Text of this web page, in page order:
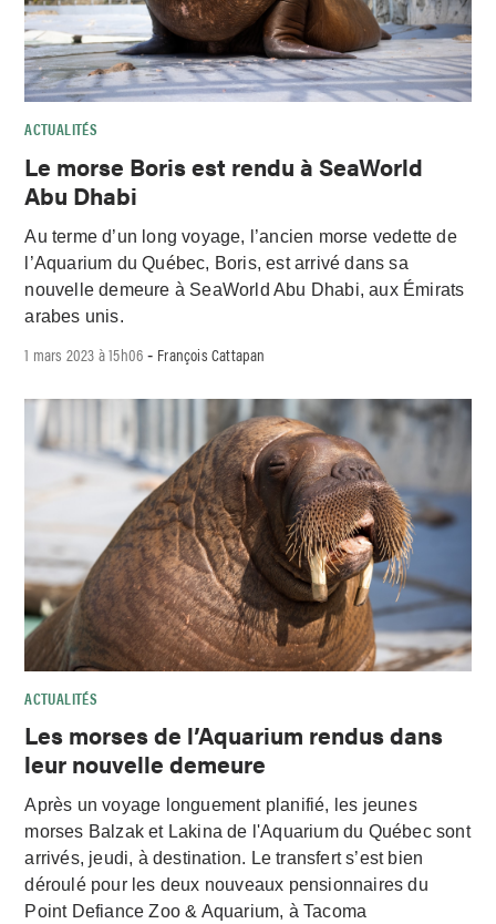
ACTUALITÉS
Le morse Boris est rendu à SeaWorld
Abu Dhabi
Au terme d’un long voyage, l’ancien morse vedette de
l’Aquarium du Québec, Boris, est arrivé dans sa
nouvelle demeure à SeaWorld Abu Dhabi, aux Émirats
arabes unis.
1 mars 2023 à 15h06 - François Cattapan
ACTUALITÉS
Les morses de l’Aquarium rendus dans
leur nouvelle demeure
Après un voyage longuement planifié, les jeunes
morses Balzak et Lakina de l'Aquarium du Québec sont
arrivés, jeudi, à destination. Le transfert s’est bien
déroulé pour les deux nouveaux pensionnaires du
Point Defiance Zoo & Aquarium, à Tacoma